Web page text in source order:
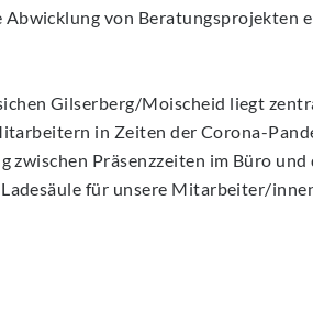
von
Gilserberg/Moischeid liegt
in Zeiten der Corona-
Präsenzzeiten im Büro
für unsere Mitarbeiter/